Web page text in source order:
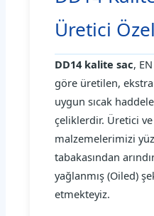
Üretici
DD14 kalite sac,
göre üretilen,
uygun sıcak
çeliklerdir. Üretici ve
malzemelerimizi
tabakasından
yağlanmış (Oiled)
etmekteyiz.